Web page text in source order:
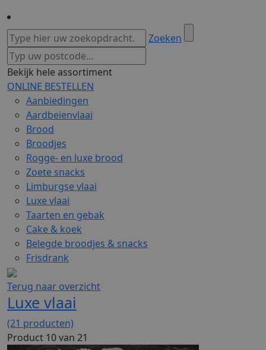
Zoeken
Bekijk hele assortiment
ONLINE BESTELLEN
Aanbiedingen
Aardbeienvlaai
Brood
Broodjes
Rogge- en luxe brood
Zoete snacks
Limburgse vlaai
Luxe vlaai
Taarten en gebak
Cake & koek
Belegde broodjes & snacks
Frisdrank
Terug naar overzicht
Luxe vlaai
(21 producten)
Product 10 van 21